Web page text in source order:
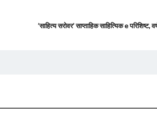
’साहित्य सरोवर’ साप्ताहिक साहित्यिक e